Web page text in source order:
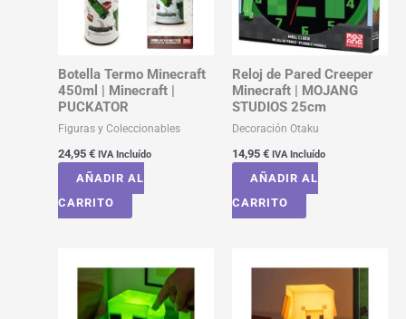
Botella Termo Minecraft
450ml | Minecraft |
PUCKATOR
Figuras y Coleccionables
24,95 € IVA Incluído
AÑADIR AL
CARRITO
Reloj de Pared Creeper
Minecraft | MOJANG
STUDIOS 25cm
Decoración Otaku
14,95 € IVA Incluído
AÑADIR AL
CARRITO